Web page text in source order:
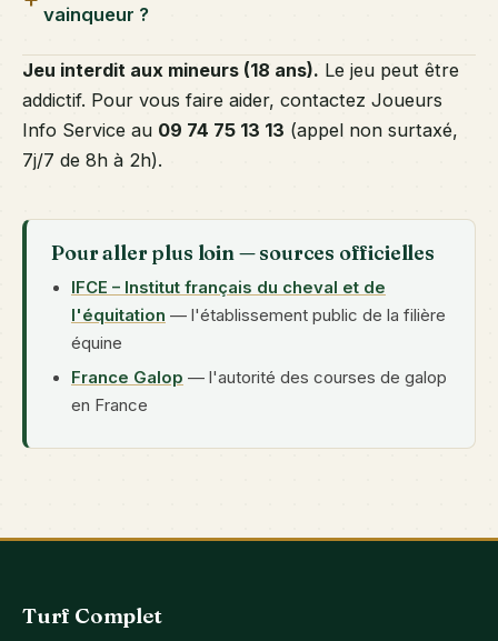
vainqueur ?
Jeu interdit aux mineurs (18 ans). Le jeu peut être
addictif. Pour vous faire aider, contactez Joueurs
Info Service au 09 74 75 13 13 (appel non surtaxé,
7j/7 de 8h à 2h).
Pour aller plus loin — sources officielles
IFCE – Institut français du cheval et de
l'équitation — l'établissement public de la filière
équine
France Galop — l'autorité des courses de galop
en France
Turf Complet